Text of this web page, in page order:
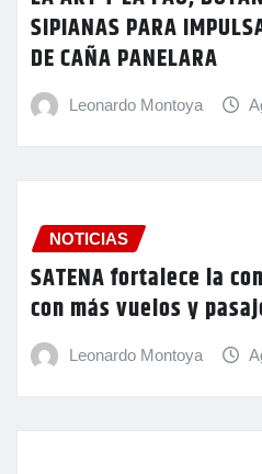
SIPIANAS PARA
DE CAÑA PANELARA
Leonardo Montoya
NOTICIAS
SATENA fortalece la
con más vuelos y
Leonardo Montoya